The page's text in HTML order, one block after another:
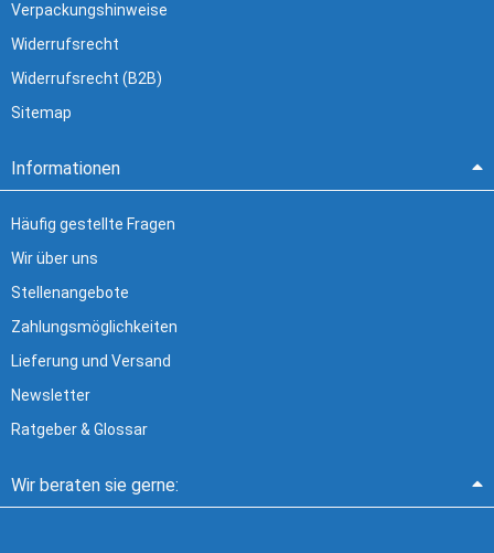
Verpackungshinweise
Widerrufsrecht
Widerrufsrecht (B2B)
Sitemap
Informationen
Häufig gestellte Fragen
Wir über uns
Stellenangebote
Zahlungsmöglichkeiten
Lieferung und Versand
Newsletter
Ratgeber & Glossar
Wir beraten sie gerne: